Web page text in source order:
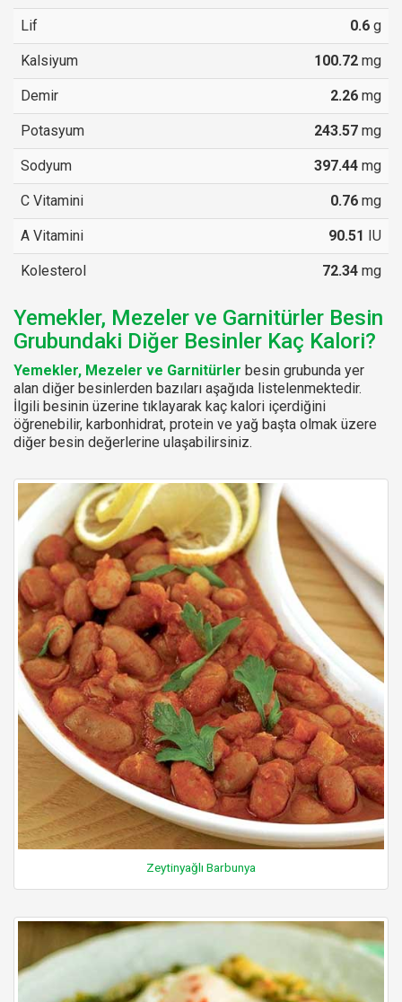
Lif 0.6 g
Kalsiyum 100.72 mg
Demir 2.26 mg
Potasyum 243.57 mg
Sodyum 397.44 mg
C Vitamini 0.76 mg
A Vitamini 90.51 IU
Kolesterol 72.34 mg
Yemekler, Mezeler ve Garnitürler Besin
Grubundaki Diğer Besinler Kaç Kalori?
Yemekler, Mezeler ve Garnitürler besin grubunda yer
alan diğer besinlerden bazıları aşağıda listelenmektedir.
İlgili besinin üzerine tıklayarak kaç kalori içerdiğini
öğrenebilir, karbonhidrat, protein ve yağ başta olmak üzere
diğer besin değerlerine ulaşabilirsiniz.
Zeytinyağlı Barbunya